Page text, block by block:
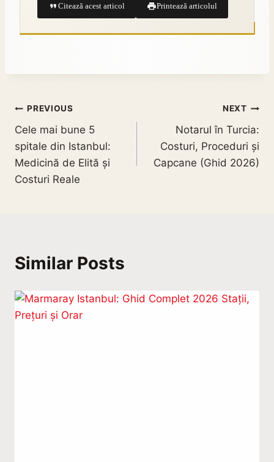
Citează acest articol Printează articolul
PREVIOUS
Cele mai bune 5
spitale din Istanbul:
Medicină de Elită și
Costuri Reale
NEXT
Notarul în Turcia:
Costuri, Proceduri și
Capcane (Ghid 2026)
Similar Posts